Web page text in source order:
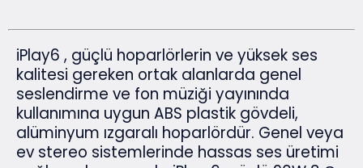
iPlay6 , güçlü hoparlörlerin ve yüksek ses
kalitesi gereken ortak alanlarda genel
seslendirme ve fon müziği yayınında
kullanımına uygun ABS plastik gövdeli,
alüminyum ızgaralı hoparlördür. Genel veya
ev stereo sistemlerinde hassas ses üretimi